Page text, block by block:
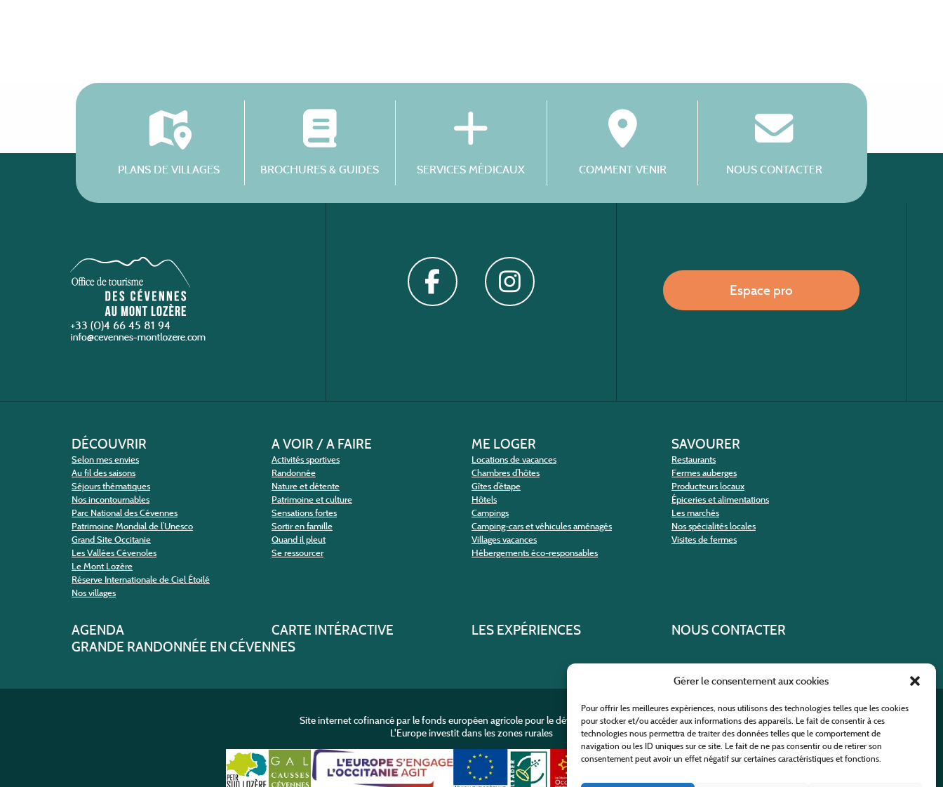
Gérer le consentement aux cookies
Pour offrir les meilleures expériences, nous utilisons des technologies telles que les cookies
pour stocker et/ou accéder aux informations des appareils. Le fait de consentir à ces
technologies nous permettra de traiter des données telles que le comportement de
navigation ou les ID uniques sur ce site. Le fait de ne pas consentir ou de retirer son
consentement peut avoir un effet négatif sur certaines caractéristiques et fonctions.
PLANS DE VILLAGES BROCHURES & GUIDES SERVICES MÉDICAUX COMMENT VENIR NOUS CONTACTER
+33 (0)4 66 45 81 94
Espace pro
DÉCOUVRIR
Selon mes envies
Au fil des saisons
Séjours thématiques
Nos incontournables
Parc National des Cévennes
Patrimoine Mondial de l’Unesco
Grand Site Occitanie
Les Vallées Cévenoles
Le Mont Lozère
Réserve Internationale de Ciel Étoilé
Nos villages
A VOIR / A FAIRE
Activités sportives
Randonnée
Nature et détente
Patrimoine et culture
Sensations fortes
Sortir en famille
Quand il pleut
Se ressourcer
ME LOGER
Locations de vacances
Chambres d’hôtes
Gîtes d’étape
Hôtels
Campings
Camping-cars et véhicules aménagés
Villages vacances
Hébergements éco-responsables
SAVOURER
Restaurants
Fermes auberges
Producteurs locaux
Épiceries et alimentations
Les marchés
Nos spécialités locales
Visites de fermes
AGENDA CARTE INTÉRACTIVE LES EXPÉRIENCES
NOUS CONTACTER
GRANDE RANDONNÉE EN CÉVENNES
Site internet cofinancé par le fonds européen agricole pour le développement rural
L'Europe investit dans les zones rurales